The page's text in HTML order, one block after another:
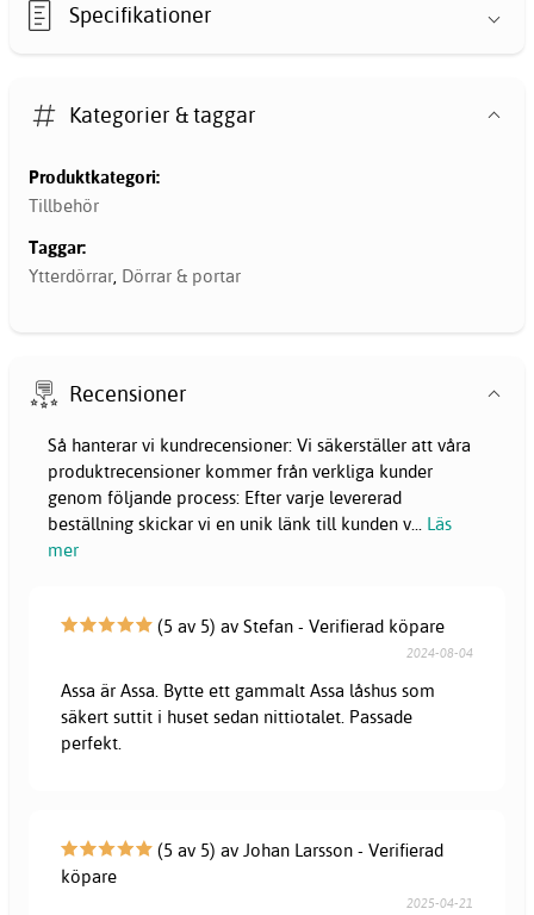
Specifikationer
Kategorier & taggar
Produktkategori:
Tillbehör
Taggar:
Ytterdörrar, Dörrar & portar
Recensioner
Så hanterar vi kundrecensioner: Vi säkerställer att våra
produktrecensioner kommer från verkliga kunder
genom följande process: Efter varje levererad
beställning skickar vi en unik länk till kunden v... Läs
mer
(5 av 5) av Stefan - Verifierad köpare
2024-08-04
Assa är Assa. Bytte ett gammalt Assa låshus som
säkert suttit i huset sedan nittiotalet. Passade
perfekt.
(5 av 5) av Johan Larsson - Verifierad
köpare
2025-04-21